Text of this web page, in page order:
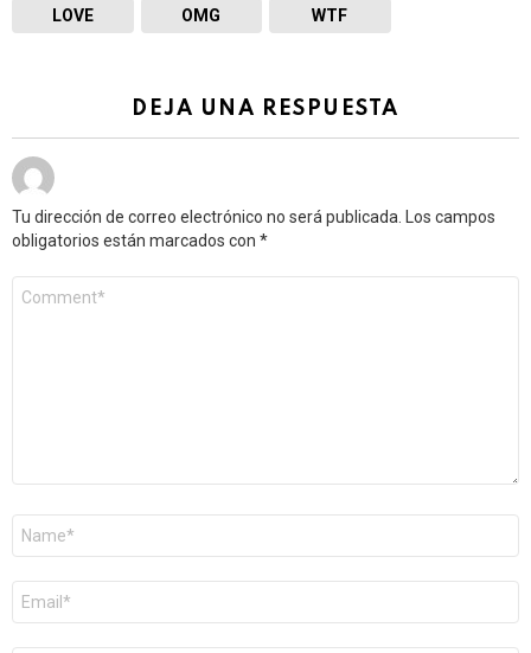
LOVE OMG WTF
DEJA UNA RESPUESTA
Tu dirección de correo electrónico no será publicada.
Los campos
obligatorios están marcados con *
electrónico
*